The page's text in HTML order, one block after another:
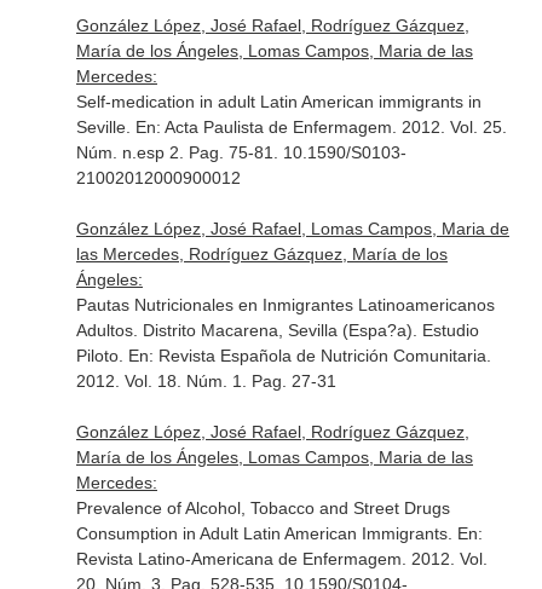
González López, José Rafael, Rodríguez Gázquez,
María de los Ángeles, Lomas Campos, Maria de las
Mercedes:
Self-medication in adult Latin American immigrants in
Seville. En: Acta Paulista de Enfermagem . 2012. Vol. 25.
Núm. n.esp 2. Pag. 75-81. 10.1590/S0103-
21002012000900012
González López, José Rafael, Lomas Campos, Maria de
las Mercedes, Rodríguez Gázquez, María de los
Ángeles:
Pautas Nutricionales en Inmigrantes Latinoamericanos
Adultos. Distrito Macarena, Sevilla (Espa?a). Estudio
Piloto. En: Revista Española de Nutrición Comunitaria
2012. Vol. 18. Núm. 1. Pag. 27-31
González López, José Rafael, Rodríguez Gázquez,
María de los Ángeles, Lomas Campos, Maria de las
Mercedes:
Prevalence of Alcohol, Tobacco and Street Drugs
Consumption in Adult Latin American Immigrants. En:
Revista Latino-Americana de Enfermagem . 2012. Vol.
20. Núm. 3. Pag. 528-535. 10.1590/S0104-